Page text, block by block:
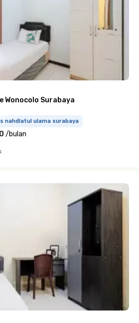
Wonocolo Surabaya
nahdlatul ulama surabaya
/bulan